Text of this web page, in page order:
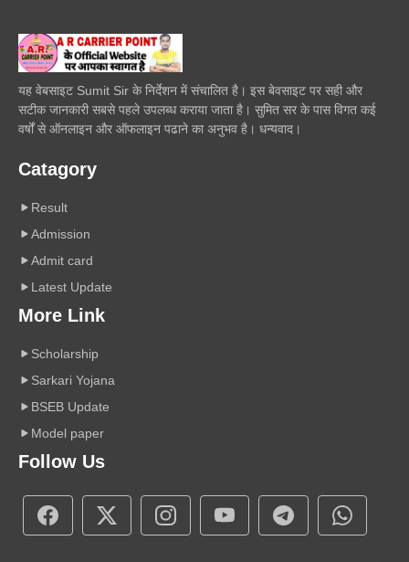
यह वेबसाइट Sumit Sir के निर्देशन में संचालित है। इस बेवसाइट पर सही और
सटीक जानकारी सबसे पहले उपलब्ध कराया जाता है। सुमित सर के पास विगत कई
वर्षों से ऑनलाइन और ऑफलाइन पढाने का अनुभव है। धन्यवाद।
Catagory
Result
Admission
Admit card
Latest Update
More Link
Scholarship
Sarkari Yojana
BSEB Update
Model paper
Follow Us